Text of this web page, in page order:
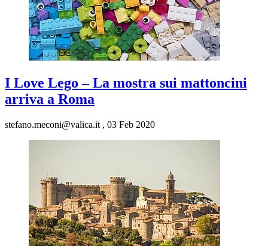
I Love Lego – La mostra sui mattoncini
arriva a Roma
stefano.meconi@valica.it , 03 Feb 2020